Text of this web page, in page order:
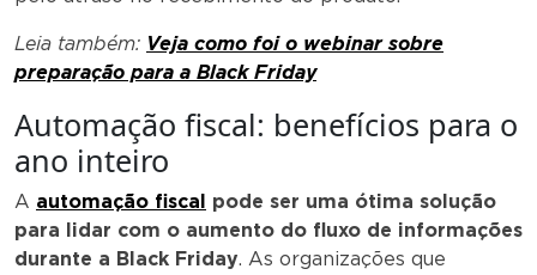
Leia também: Veja como foi o webinar sobre
preparação para a Black Friday
Automação fiscal: benefícios para o
ano inteiro
A automação fiscal pode ser uma ótima solução
para lidar com o aumento do fluxo de informações
durante a Black Friday. As organizações que